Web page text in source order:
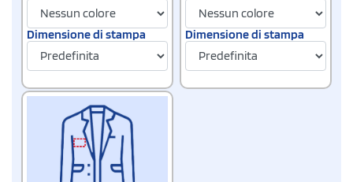
Dimensione di stampa Dimensione di stampa